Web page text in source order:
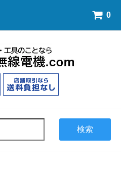
0
検索